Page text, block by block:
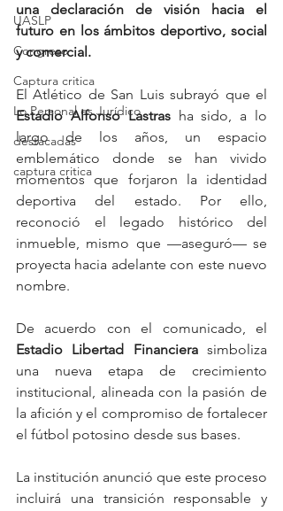
UASLP
Congreso
Captura critica
Lo Personal es Jurídico
destacadas
captura critica
una declaración de visión hacia el
futuro en los ámbitos deportivo, social
y comercial.
Estadio Alfonso Lastras ha sido, a lo
largo de los años, un espacio
emblemático donde se han vivido
momentos que forjaron la identidad
deportiva del estado. Por ello,
reconoció el legado histórico del
inmueble, mismo que —aseguró— se
proyecta hacia adelante con este nuevo
nombre.
Estadio Libertad Financiera simboliza
una nueva etapa de crecimiento
institucional, alineada con la pasión de
la afición y el compromiso de fortalecer
el fútbol potosino desde sus bases.
La institución anunció que este proceso
incluirá una transición responsable y